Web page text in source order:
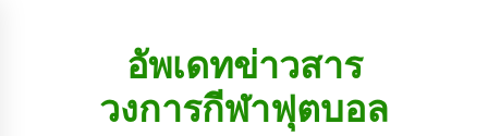
อัพเดทข่าวสาร
วงการกีฬาฟุตบอล